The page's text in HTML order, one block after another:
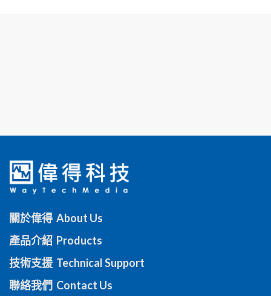
關於偉得 About Us
產品介紹 Products
技術支援 Technical Support
聯絡我們 Contact Us